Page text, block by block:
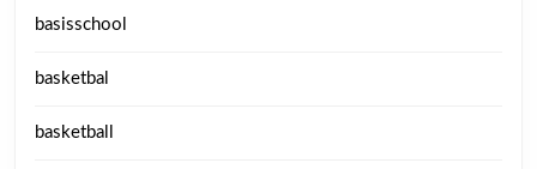
basisschool
basketbal
basketball